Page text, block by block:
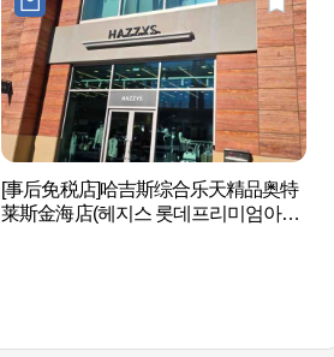
[事后免税店]哈吉斯综合乐天精品奥特
莱斯金海店(헤지스 롯데프리미엄아울